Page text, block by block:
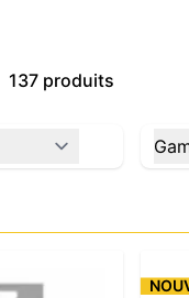
137 produits